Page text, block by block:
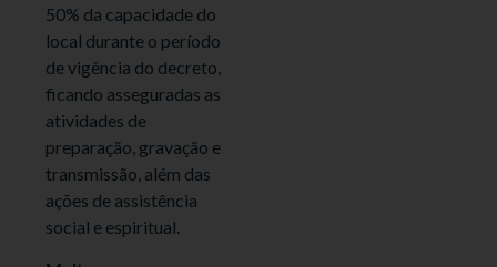
50% da capacidade do
local durante o período
de vigência do decreto,
ficando asseguradas as
atividades de
preparação, gravação e
transmissão, além das
ações de assistência
social e espiritual.